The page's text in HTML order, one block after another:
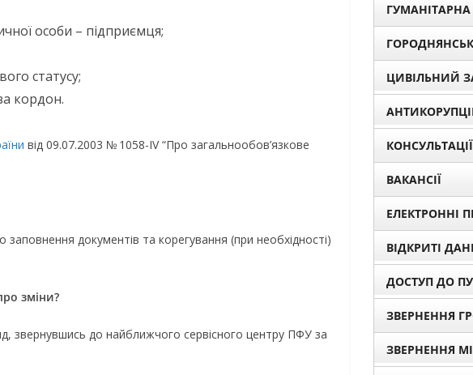
особи – підприємця;
статусу;
кордон.
від 09.07.2003 № 1058-IV “Про загальнообов’язкове
документів та корегування (при необхідності)
зміни?
звернувшись до найближчого сервісного центру ПФУ за
ЦИВІЛЬНИЙ
ВАКАНСІЇ
ЕЛЕКТРОННІ
ВІДКРИТІ ДАНІ
ДОСТУП ДО
ЗВЕРНЕННЯ
ЗВЕРНЕННЯ